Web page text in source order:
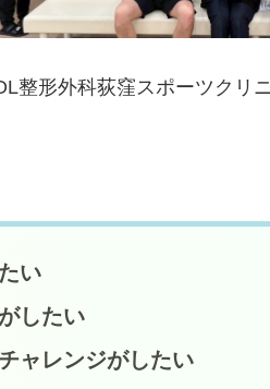
整形外科荻窪スポーツク
い
したい
ャレンジがしたい